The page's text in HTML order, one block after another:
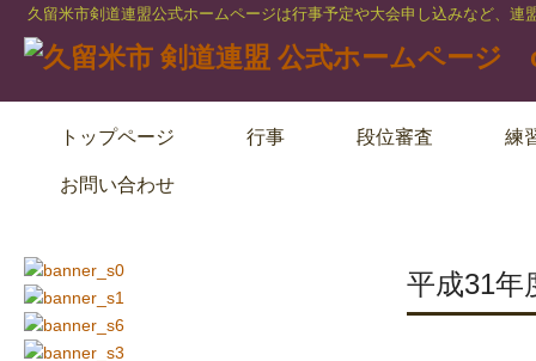
久留米市剣道連盟公式ホームページは行事予定や大会申し込みなど、
トップページ 行事 段位審査 練
お問い合わせ
平成31